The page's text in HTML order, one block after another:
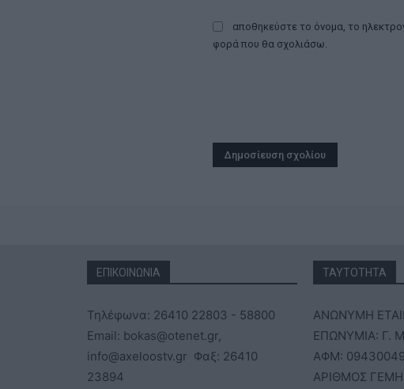
αποθηκεύστε το όνομα, το
φορά που θα σχολιάσω.
ΕΠΙΚΟΙΝΩΝΙΑ
Τηλέφωνα: 26410 22803 - 58800
Email: bokas@otenet.gr,
info@axeloostv.gr Φαξ: 26410
23894
ΤΑΥΤΟΤΗΤΑ
ΑΝΩΝΥΜΗ
ΕΠΩΝΥΜΙΑ: Γ.
ΑΦΜ:
ΑΡΙΘΜΟΣ